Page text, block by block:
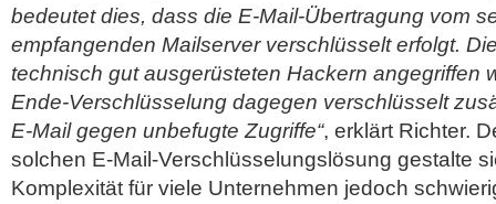
bedeutet dies, dass die E-Mail-Übertragung vom
empfangenden Mailserver verschlüsselt erfolgt.
technisch gut ausgerüsteten Hackern angegriffen
Ende-Verschlüsselung dagegen verschlüsselt
E-Mail gegen unbefugte Zugriffe“, erklärt Richter.
solchen E-Mail-Verschlüsselungslösung gestalte
Komplexität für viele Unternehmen jedoch